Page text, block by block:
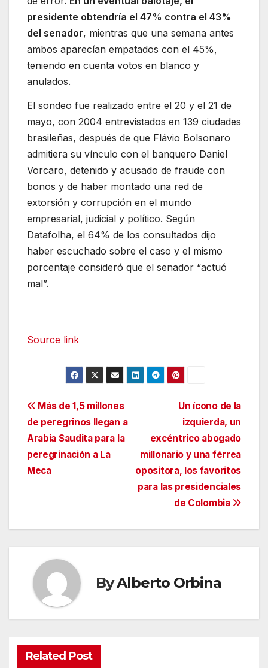
presidente obtendría el 47% contra el 43%
del senador, mientras que una semana antes
ambos aparecían empatados con el 45%,
teniendo en cuenta votos en blanco y
anulados.
El sondeo fue realizado entre el 20 y el 21 de
mayo, con 2004 entrevistados en 139 ciudades
brasileñas, después de que Flávio Bolsonaro
admitiera su vínculo con el banquero Daniel
Vorcaro, detenido y acusado de fraude con
bonos y de haber montado una red de
extorsión y corrupción en el mundo
empresarial, judicial y político. Según
Datafolha, el 64% de los consultados dijo
haber escuchado sobre el caso y el mismo
porcentaje consideró que el senador “actuó
mal”.
Source link
Navegación
de
entradas
Un ícono de la
izquierda, un
excéntrico abogado
millonario y una férrea
opositora, los favoritos
para las presidenciales
de Colombia
Más de 1,5 millones
de peregrinos llegan a
Arabia Saudita para la
peregrinación a La
Meca
ByAlberto Orbina
Related Post